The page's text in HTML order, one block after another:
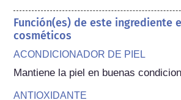
Función(es) de este ingrediente
cosméticos
ACONDICIONADOR DE PIEL
Mantiene la piel en buenas
ANTIOXIDANTE